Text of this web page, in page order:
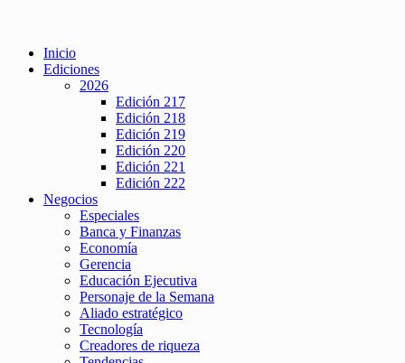
Inicio
Ediciones
2026
Edición 217
Edición 218
Edición 219
Edición 220
Edición 221
Edición 222
Negocios
Especiales
Banca y Finanzas
Economía
Gerencia
Educación Ejecutiva
Personaje de la Semana
Aliado estratégico
Tecnología
Creadores de riqueza